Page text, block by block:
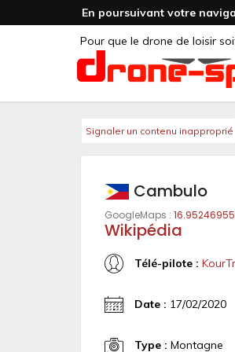
En poursuivant votre
Pour que le drone de loisir
Signaler un contenu inapproprié
Cambulo
GoogleMaps :
Wikipédia
Télé-pilote :
Date : 17/02/2020
Type : Montagne